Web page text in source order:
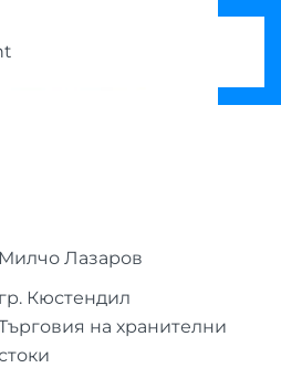
Милчо Лазаров
гр. Кюстендил
на хранителни